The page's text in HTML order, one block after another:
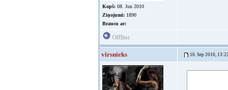
Kopš: 08. Jun 2010
Ziņojumi: 1890
Braucu ar:
Offline
virsnieks 10. Sep 2010,